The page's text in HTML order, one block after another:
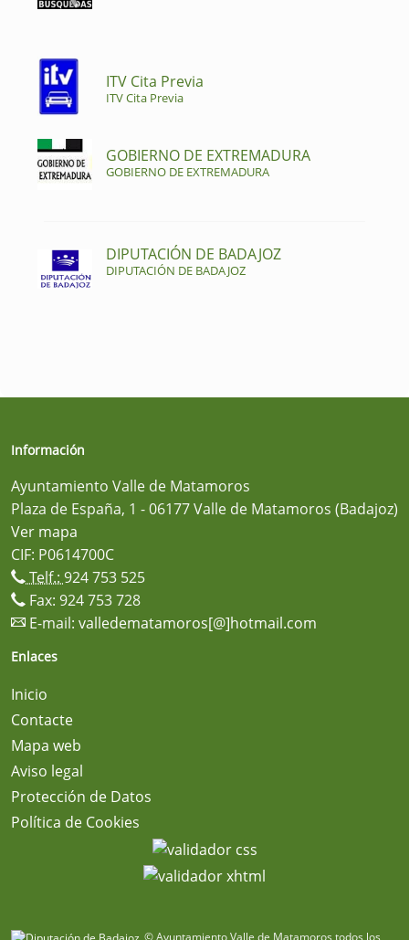
ITV Cita Previa
ITV Cita Previa
GOBIERNO DE EXTREMADURA
GOBIERNO DE EXTREMADURA
DIPUTACIÓN DE BADAJOZ
DIPUTACIÓN DE BADAJOZ
Información
Ayuntamiento Valle de Matamoros
Plaza de España, 1 - 06177 Valle de Matamoros (Badajoz)
Ver mapa
CIF: P0614700C
Telf.: 924 753 525
Fax: 924 753 728
E-mail: valledematamoros[@]hotmail.com
Enlaces
Inicio
Contacte
Mapa web
Aviso legal
Protección de Datos
Política de Cookies